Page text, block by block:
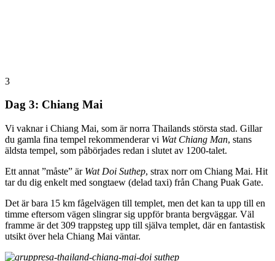
3
Dag 3: Chiang Mai
Vi vaknar i Chiang Mai, som är norra Thailands största stad. Gillar
du gamla fina tempel rekommenderar vi Wat Chiang Man, stans
äldsta tempel, som påbörjades redan i slutet av 1200-talet.
Ett annat ”måste” är Wat Doi Suthep, strax norr om Chiang Mai. Hit
tar du dig enkelt med songtaew (delad taxi) från Chang Puak Gate.
Det är bara 15 km fågelvägen till templet, men det kan ta upp till en
timme eftersom vägen slingrar sig uppför branta bergväggar. Väl
framme är det 309 trappsteg upp till själva templet, där en fantastisk
utsikt över hela Chiang Mai väntar.